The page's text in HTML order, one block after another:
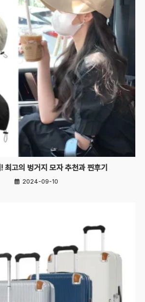
최고의 벙거지 모자 추천과 찐후기
2024-09-10